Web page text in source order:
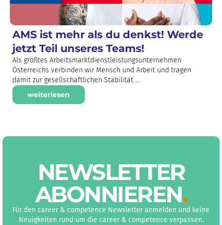
AMS ist mehr als du denkst! Werde
jetzt Teil unseres Teams!
Als größtes Arbeitsmarktdienstleistungsunternehmen
Österreichs verbinden wir Mensch und Arbeit und tragen
damit zur gesellschaftlichen Stabilität ...
weiterlesen
NEWS­LETTER
ABON­NIEREN.
Für den career & competence Newsletter anmelden und keine
Neuigkeiten rund um die career & competence verpassen.